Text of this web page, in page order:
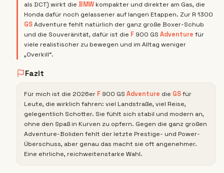
als DCT) wirkt die BMW kompakter und direkter am Gas, die
Honda dafür noch gelassener auf langen Etappen. Zur R 1300
GSAdventure fehlt natürlich der ganz große Boxer-Schub
und die Souveränität, dafür ist die F 900 GS Adventure für
viele realistischer zu bewegen und im Alltag weniger
„Overkill“.
Fazit
Für mich ist die 2026er F 900 GS Adventure die GSfür
Leute, die wirklich fahren: viel Landstraße, viel Reise,
gelegentlich Schotter. Sie fühlt sich stabil und modern an,
ohne den Spaß in Kurven zu opfern. Gegen die ganz großen
Adventure-Boliden fehlt der letzte Prestige- und Power-
Überschuss, aber genau das macht sie oft angenehmer.
Eine ehrliche, reichweitenstarke Wahl.